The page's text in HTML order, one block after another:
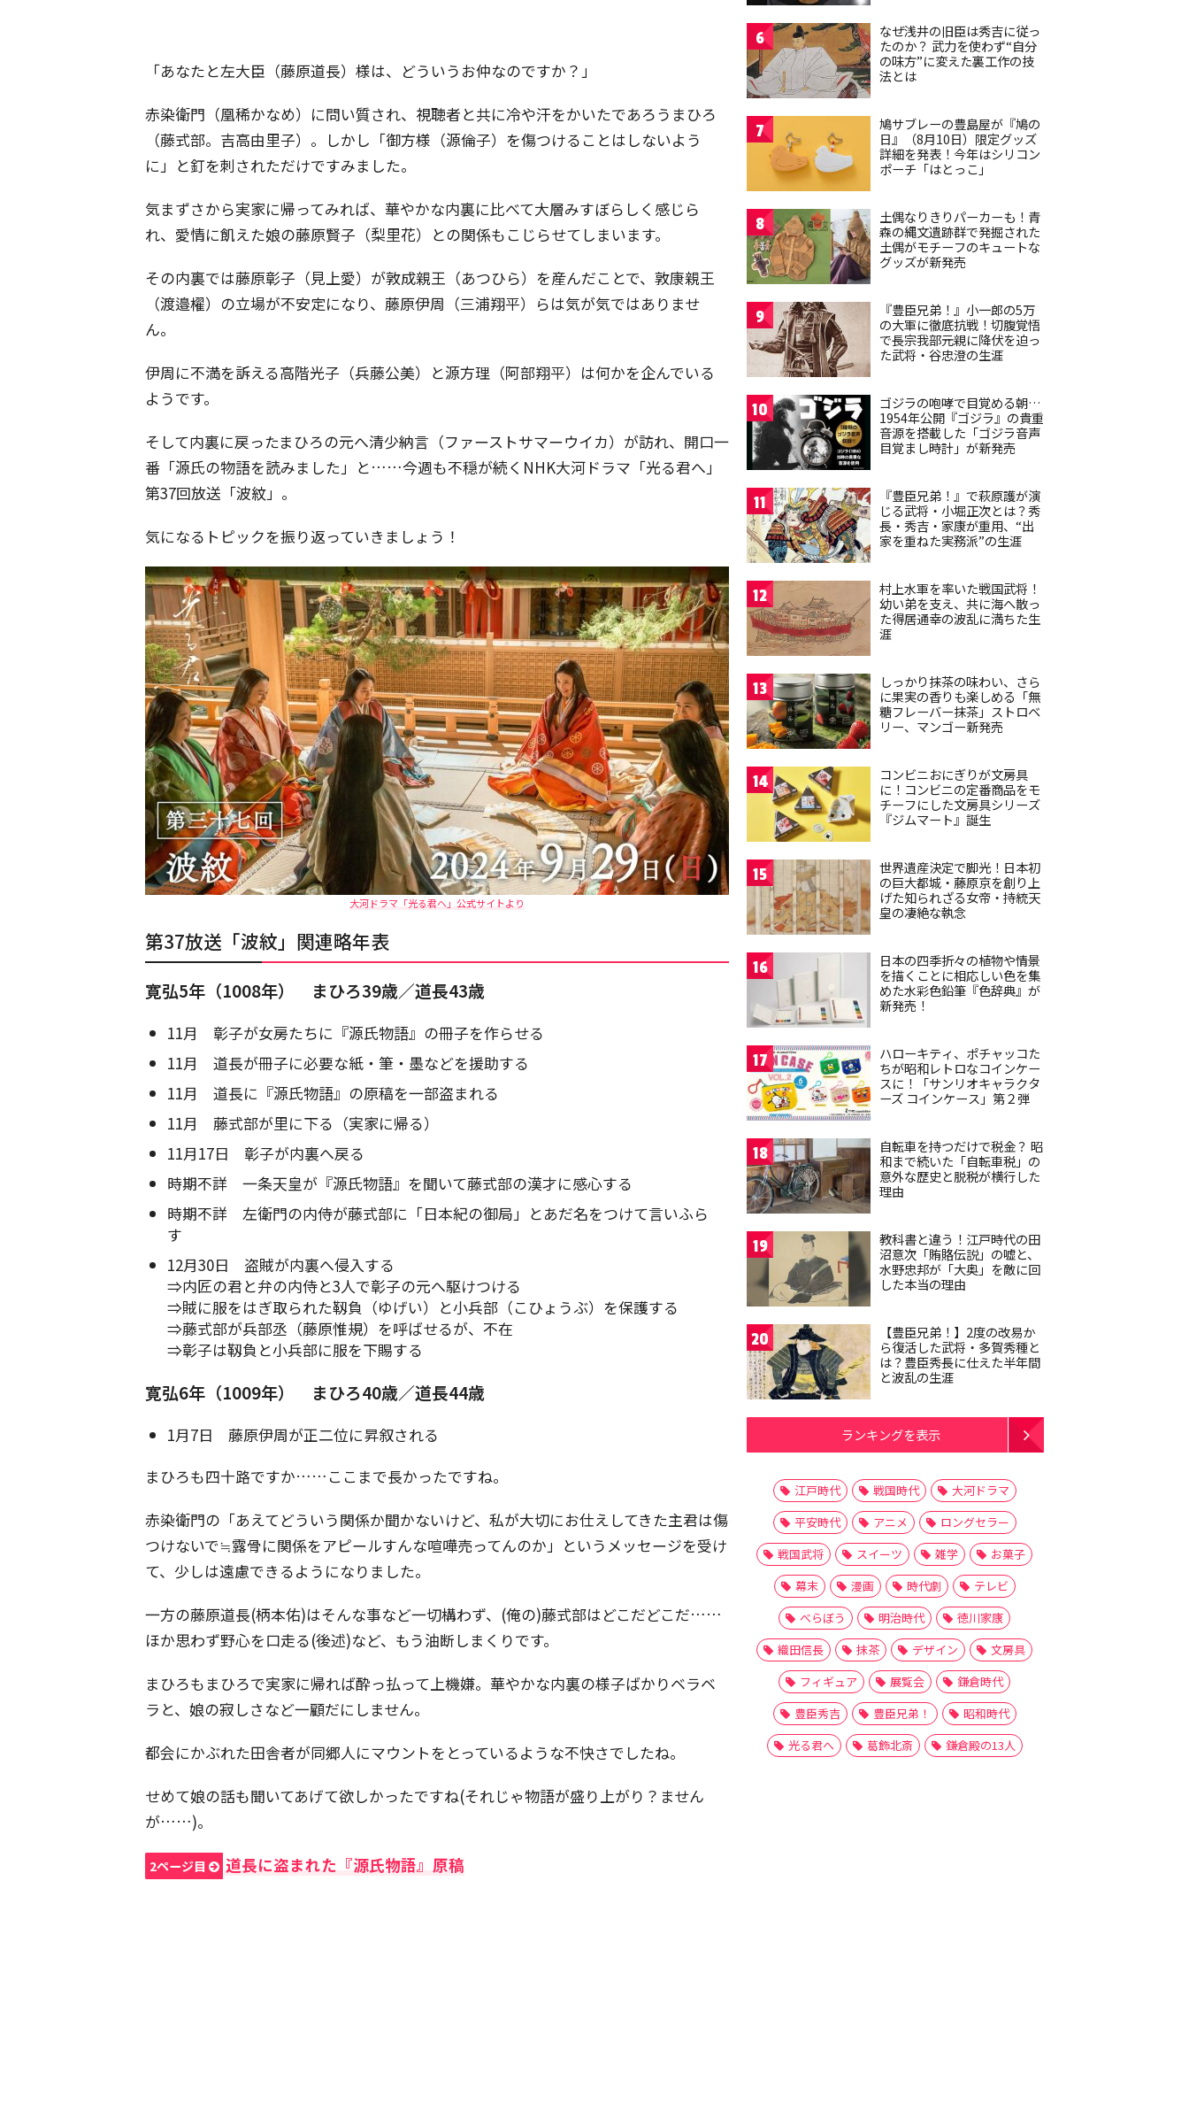
「あなたと左大臣（藤原道長）様は、どういうお仲なのですか？」
赤染衛門（凰稀かなめ）に問い質され、視聴者と共に冷や汗をかいたであろうまひろ
（藤式部。吉高由里子）。しかし「御方様（源倫子）を傷つけることはしないよう
に」と釘を刺されただけですみました。
気まずさから実家に帰ってみれば、華やかな内裏に比べて大層みすぼらしく感じら
れ、愛情に飢えた娘の藤原賢子（梨里花）との関係もこじらせてしまいます。
その内裏では藤原彰子（見上愛）が敦成親王（あつひら）を産んだことで、敦康親王
（渡邉櫂）の立場が不安定になり、藤原伊周（三浦翔平）らは気が気ではありませ
ん。
伊周に不満を訴える高階光子（兵藤公美）と源方理（阿部翔平）は何かを企んでいる
ようです。
そして内裏に戻ったまひろの元へ清少納言（ファーストサマーウイカ）が訪れ、開口一
番「源氏の物語を読みました」と……今週も不穏が続くNHK大河ドラマ「光る君へ」
第37回放送「波紋」。
気になるトピックを振り返っていきましょう！
大河ドラマ「光る君へ」公式サイトより
第37放送「波紋」関連略年表
寛弘5年（1008年） まひろ39歳／道長43歳
11月 彰子が女房たちに『源氏物語』の冊子を作らせる
11月 道長が冊子に必要な紙・筆・墨などを援助する
11月 道長に『源氏物語』の原稿を一部盗まれる
11月 藤式部が里に下る（実家に帰る）
11月17日 彰子が内裏へ戻る
時期不詳 一条天皇が『源氏物語』を聞いて藤式部の漢才に感心する
時期不詳 左衛門の内侍が藤式部に「日本紀の御局」とあだ名をつけて言いふら
す
12月30日 盗賊が内裏へ侵入する
⇒内匠の君と弁の内侍と3人で彰子の元へ駆けつける
⇒賊に服をはぎ取られた靱負（ゆげい）と小兵部（こひょうぶ）を保護する
⇒藤式部が兵部丞（藤原惟規）を呼ばせるが、不在
⇒彰子は靱負と小兵部に服を下賜する
寛弘6年（1009年） まひろ40歳／道長44歳
1月7日 藤原伊周が正二位に昇叙される
まひろも四十路ですか……ここまで長かったですね。
赤染衛門の「あえてどういう関係か聞かないけど、私が大切にお仕えしてきた主君は傷
つけないで≒露骨に関係をアピールすんな喧嘩売ってんのか」というメッセージを受け
て、少しは遠慮できるようになりました。
一方の藤原道長(柄本佑)はそんな事など一切構わず、(俺の)藤式部はどこだどこだ……
ほか思わず野心を口走る(後述)など、もう油断しまくりです。
まひろもまひろで実家に帰れば酔っ払って上機嫌。華やかな内裏の様子ばかりベラベ
ラと、娘の寂しさなど一顧だにしません。
都会にかぶれた田舎者が同郷人にマウントをとっているような不快さでしたね。
せめて娘の話も聞いてあげて欲しかったですね(それじゃ物語が盛り上がり？ません
が……)。
2ページ目 道長に盗まれた『源氏物語』原稿
6
なぜ浅井の旧臣は秀吉に従っ
たのか？ 武力を使わず“自分
の味方”に変えた裏工作の技
法とは
7
鳩サブレーの豊島屋が『鳩の
日』（8月10日）限定グッズ
詳細を発表！今年はシリコン
ポーチ「はとっこ」
8
土偶なりきりパーカーも！青
森の縄文遺跡群で発掘された
土偶がモチーフのキュートな
グッズが新発売
9
『豊臣兄弟！』小一郎の5万
の大軍に徹底抗戦！切腹覚悟
で長宗我部元親に降伏を迫っ
た武将・谷忠澄の生涯
10
ゴジラの咆哮で目覚める朝…
1954年公開『ゴジラ』の貴重
音源を搭載した「ゴジラ音声
目覚まし時計」が新発売
11
『豊臣兄弟！』で萩原護が演
じる武将・小堀正次とは？秀
長・秀吉・家康が重用、“出
家を重ねた実務派”の生涯
12
村上水軍を率いた戦国武将！
幼い弟を支え、共に海へ散っ
た得居通幸の波乱に満ちた生
涯
13
しっかり抹茶の味わい、さら
に果実の香りも楽しめる「無
糖フレーバー抹茶」ストロベ
リー、マンゴー新発売
14
コンビニおにぎりが文房具
に！コンビニの定番商品をモ
チーフにした文房具シリーズ
『ジムマート』誕生
15
世界遺産決定で脚光！日本初
の巨大都城・藤原京を創り上
げた知られざる女帝・持統天
皇の凄絶な執念
16
日本の四季折々の植物や情景
を描くことに相応しい色を集
めた水彩色鉛筆『色辞典』が
新発売！
17
ハローキティ、ポチャッコた
ちが昭和レトロなコインケー
スに！「サンリオキャラクタ
ーズ コインケース」第２弾
18
自転車を持つだけで税金？ 昭
和まで続いた「自転車税」の
意外な歴史と脱税が横行した
理由
19
教科書と違う！江戸時代の田
沼意次「賄賂伝説」の嘘と、
水野忠邦が「大奥」を敵に回
した本当の理由
20
【豊臣兄弟！】2度の改易か
ら復活した武将・多賀秀種と
は？豊臣秀長に仕えた半年間
と波乱の生涯
ランキングを表示
江戸時代 戦国時代
大河ドラマ
平安時代
アニメ
ロングセラー
戦国武将
スイーツ 雑学
お菓子
幕末
漫画 時代劇
テレビ
べらぼう
明治時代
徳川家康
織田信長
抹茶 デザイン
文房具
フィギュア
展覧会
鎌倉時代
豊臣秀吉
豊臣兄弟！
昭和時代
光る君へ
葛飾北斎 鎌倉殿の13人